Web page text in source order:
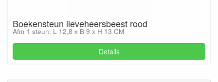
Boekensteun lieveheersbeest rood
Afm 1 steun: L 12,8 x B 9 x H 13 CM
Details